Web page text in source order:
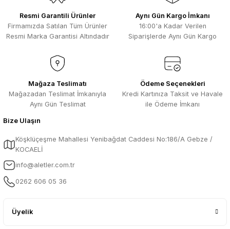
Resmi Garantili Ürünler
Firmamızda Satılan Tüm Ürünler
Resmi Marka Garantisi Altındadır
Aynı Gün Kargo İmkanı
16:00'a Kadar Verilen
Siparişlerde Aynı Gün Kargo
Mağaza Teslimatı
Mağazadan Teslimat İmkanıyla
Aynı Gün Teslimat
Ödeme Seçenekleri
Kredi Kartınıza Taksit ve Havale
ile Ödeme İmkanı
Bize Ulaşın
Köşklüçeşme Mahallesi Yenibağdat Caddesi No:186/A Gebze /
KOCAELİ
info@aletler.com.tr
0262 606 05 36
Üyelik